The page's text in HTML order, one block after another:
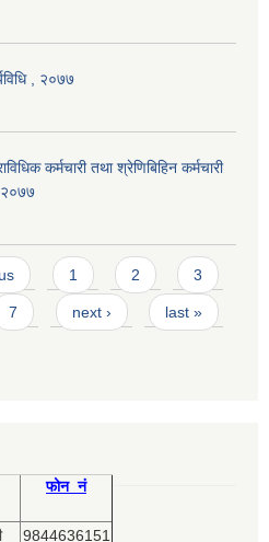
, २०७७
कर्मचारी तथा श्रेणिबिहिन कर्मचारी
२०७७
1 2 3
7 next › last »
फोन नं
9844636151